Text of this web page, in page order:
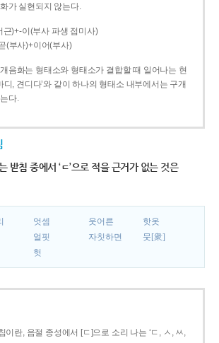
가 실현되지 않는다.
근)+­-이(부사 파생 접미사)
(부사)+이어(부사)
음화는 형태소와 형태소가 결합할 때 일어나는 현
디, 견디다’와 같이 하나의 형태소 내부에서는 구개
다.
받침 중에서 ‘ㄷ’으로 적을 근거가 없는 것은
엇셈 웃어른
핫옷
얼핏 자칫하면
뭇[衆]
헛
이란, 음절 종성에서 [ㄷ]으로 소리 나는 ‘ㄷ, ㅅ, ㅆ,